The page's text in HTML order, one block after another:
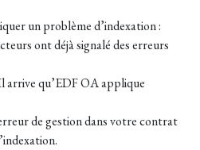
un problème d’indexation :
ont déjà signalé des erreurs
arrive qu’EDF OA applique
de gestion dans votre contrat